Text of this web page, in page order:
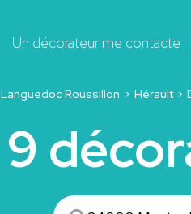
Un décorateur me contacte
Languedoc Roussillon Hérault
9